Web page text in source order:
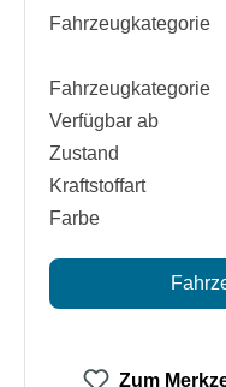
Fahrzeugkategorie
Fahrzeugkategorie
Verfügbar ab
Zustand
Kraftstoffart
Farbe
Zum